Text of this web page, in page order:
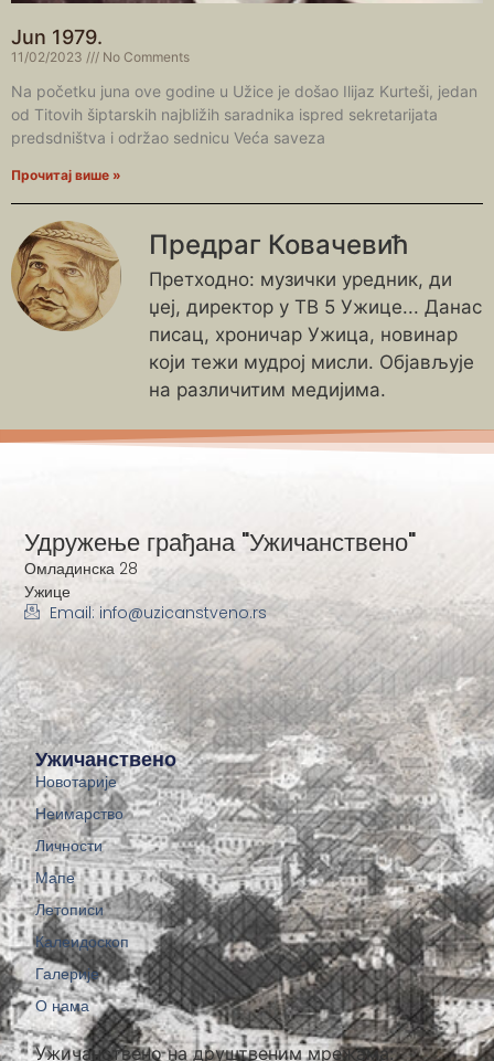
Jun 1979.
11/02/2023 No Comments
Na početku juna ove godine u Užice je došao Ilijaz Kurteši, jedan
od Titovih šiptarskih najbližih saradnika ispred sekretarijata
predsdništva i održao sednicu Veća saveza
Прочитај више »
Предраг Ковачевић
Претходно: музички уредник, ди
џеј, директор у ТВ 5 Ужице... Данас
писац, хроничар Ужица, новинар
који тежи мудрој мисли. Објављује
на различитим медијима.
Ужичанствено на друштвеним мрежама:
Ужичанствено
Новотарије
Неимарство
Личности
Мапе
Летописи
Калеидоскоп
Галерије
О нама
Удружење грађана "Ужичанствено"
Омладинска 28
Ужице
Email: info@uzicanstveno.rs